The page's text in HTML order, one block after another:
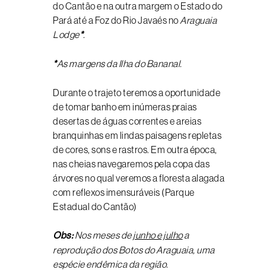
do Cantão e na outra margem o Estado do
Pará até a Foz do Rio Javaés no Araguaia
Lodge*.
*As margens da Ilha do Bananal.
Durante o trajeto teremos a oportunidade
de tomar banho em inúmeras praias
desertas de águas correntes e areias
branquinhas em lindas paisagens repletas
de cores, sons e rastros. Em outra época,
nas cheias navegaremos pela copa das
árvores no qual veremos a floresta alagada
com reflexos imensuráveis (Parque
Estadual do Cantão)
Obs:Nos meses dejunho e julhoa
reprodução dos Botos do Araguaia, uma
espécie endêmica da região.